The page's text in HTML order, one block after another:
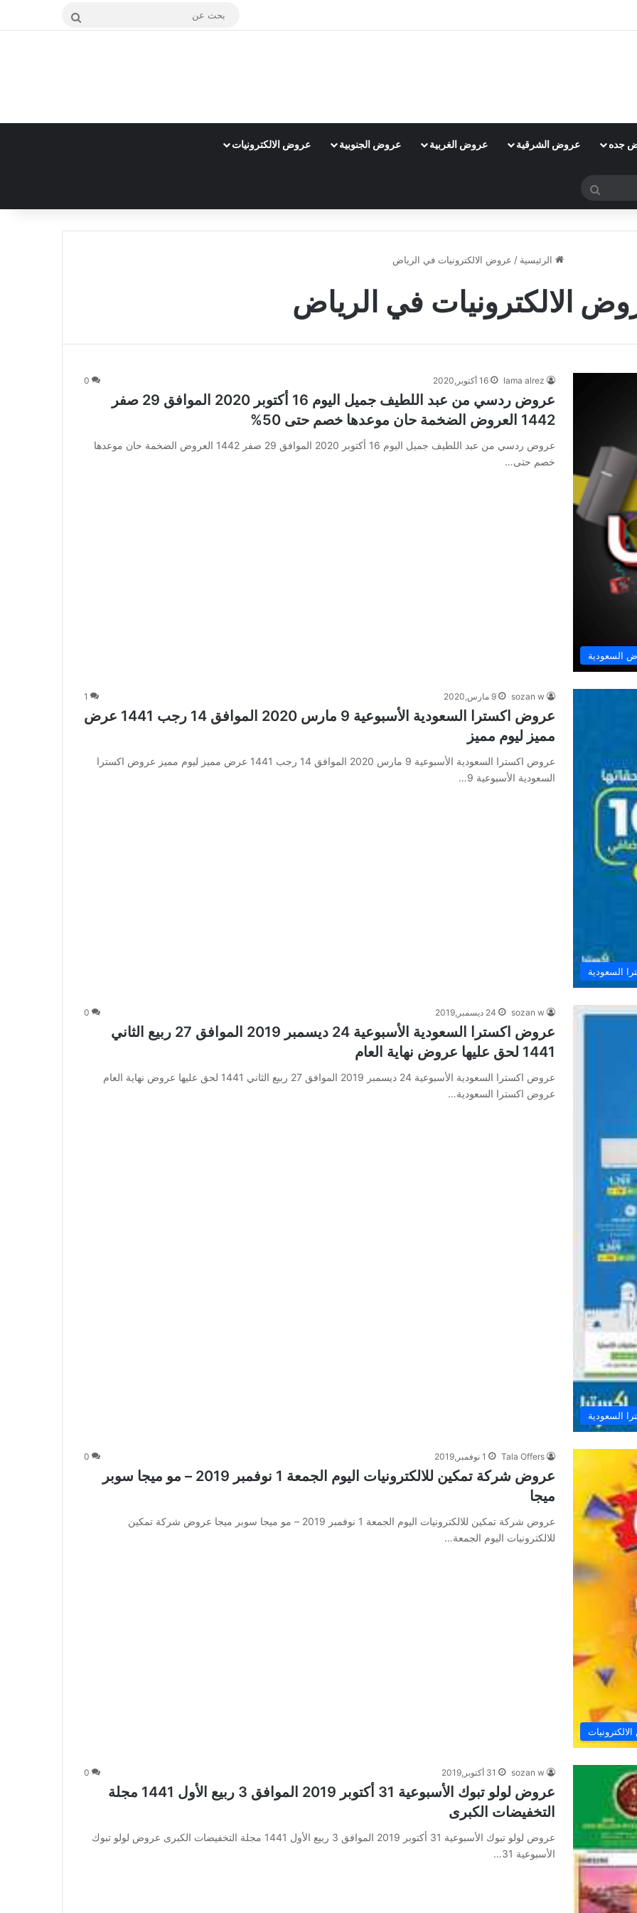
بحث
جده عروض الشرقية عروض الغربية عروض الجنوبية عروض الالكترونيات
بحث
الرئيسية / عروض الالكترونيات في الرياض
الالكترونيات في الرياض
السعودية
lama alrez 16 أكتوبر,2020 0
عروض ردسي من عبد اللطيف جميل اليوم 16 أكتوبر 2020 الموافق 29 صفر
1442 العروض الضخمة حان موعدها خصم حتى 50%
عروض ردسي من عبد اللطيف جميل اليوم 16 أكتوبر 2020 الموافق 29 صفر 1442 العروض الضخمة حان موعدها
خصم حتى…
السعودية
sozan w 9 مارس,2020 1
عروض اكسترا السعودية الأسبوعية 9 مارس 2020 الموافق 14 رجب 1441 عرض
مميز ليوم مميز
عروض اكسترا السعودية الأسبوعية 9 مارس 2020 الموافق 14 رجب 1441 عرض مميز ليوم مميز عروض اكسترا
السعودية الأسبوعية 9…
السعودية
sozan w 24 ديسمبر,2019 0
عروض اكسترا السعودية الأسبوعية 24 ديسمبر 2019 الموافق 27 ربيع الثاني
1441 لحق عليها عروض نهاية العام
عروض اكسترا السعودية الأسبوعية 24 ديسمبر 2019 الموافق 27 ربيع الثاني 1441 لحق عليها عروض نهاية العام
عروض اكسترا السعودية…
Tala Offers 1 نوفمبر,2019 0
عروض شركة تمكين للالكترونيات اليوم الجمعة 1 نوفمبر 2019 – مو ميجا سوبر
ميجا
عروض شركة تمكين للالكترونيات اليوم الجمعة 1 نوفمبر 2019 – مو ميجا سوبر ميجا عروض شركة تمكين
للالكترونيات اليوم الجمعة…
sozan w 31 أكتوبر,2019 0
عروض لولو تبوك الأسبوعية 31 أكتوبر 2019 الموافق 3 ربيع الأول 1441 مجلة
التخفيضات الكبرى
عروض لولو تبوك الأسبوعية 31 أكتوبر 2019 الموافق 3 ربيع الأول 1441 مجلة التخفيضات الكبرى عروض لولو تبوك
الأسبوعية 31…